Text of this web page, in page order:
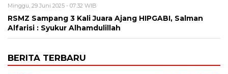
Minggu, 29 Juni 2025 - 07:32 WIB
RSMZ Sampang 3 Kali Juara Ajang HIPGABI, Salman
Alfarisi : Syukur Alhamdulillah
BERITA TERBARU